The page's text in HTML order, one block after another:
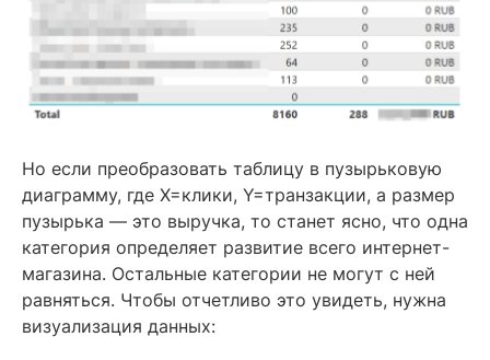
Но если преобразовать таблицу в пузырьковую
диаграмму, где X=клики, Y=транзакции, а размер
пузырька — это выручка, то станет ясно, что одна
категория определяет развитие всего интернет-
магазина. Остальные категории не могут с ней
равняться. Чтобы отчетливо это увидеть, нужна
визуализация данных: